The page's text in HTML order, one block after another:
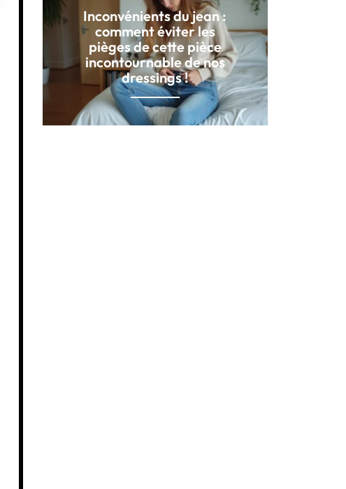
Inconvénients du jean :
comment éviter les
pièges de cette pièce
incontournable de nos
dressings !